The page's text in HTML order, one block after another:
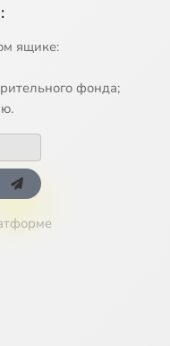
ящике:
фонда;